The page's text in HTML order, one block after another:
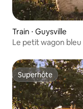
Train ⋅ Guysville
Le petit wagon
Superhôte
Superhôte